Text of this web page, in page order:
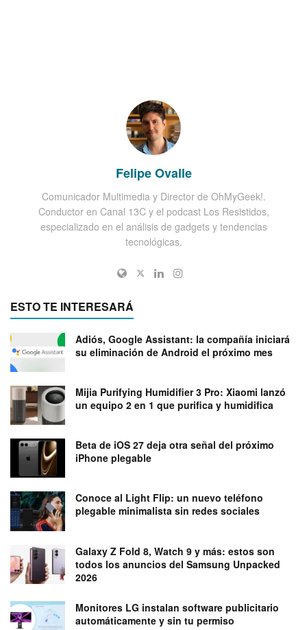
Felipe Ovalle
Comunicador Multimedia y Director de OhMyGeek!.
Conductor en Canal 13C y el podcast Los Resistidos,
especializado en el análisis de gadgets y tendencias
tecnológicas.
ESTO TE INTERESARÁ
Adiós, Google Assistant: la compañía iniciará
su eliminación de Android el próximo mes
Mijia Purifying Humidifier 3 Pro: Xiaomi lanzó
un equipo 2 en 1 que purifica y humidifica
Beta de iOS 27 deja otra señal del próximo
iPhone plegable
Conoce al Light Flip: un nuevo teléfono
plegable minimalista sin redes sociales
Galaxy Z Fold 8, Watch 9 y más: estos son
todos los anuncios del Samsung Unpacked
2026
Monitores LG instalan software publicitario
automáticamente y sin tu permiso